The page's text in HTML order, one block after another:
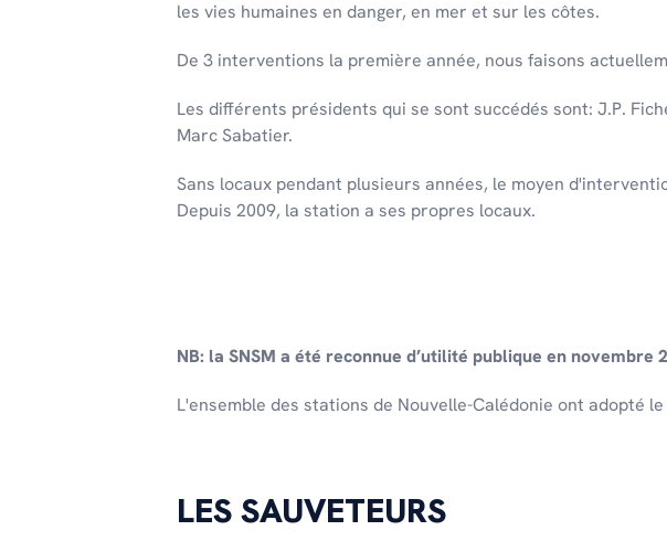
les vies humaines en danger, en mer et sur les côtes.
De 3 interventions la première année, nous faisons
Les différents présidents qui se sont succédés sont: J.P.
Marc Sabatier.
Sans locaux pendant plusieurs années, le moyen
Depuis 2009, la station a ses propres locaux.
NB: la SNSM a été reconnue d’utilité publique en
L'ensemble des stations de Nouvelle-Calédonie ont adopté le
LES SAUVETEURS